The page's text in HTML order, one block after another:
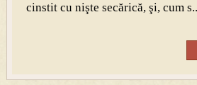
cinstit cu nişte secărică, şi, cum